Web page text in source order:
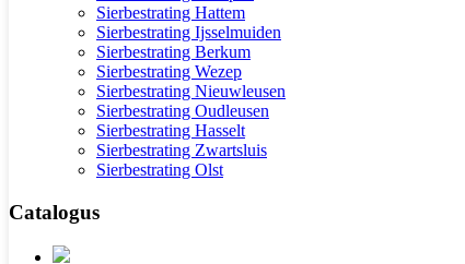
Sierbestrating Hattem
Sierbestrating Ijsselmuiden
Sierbestrating Berkum
Sierbestrating Wezep
Sierbestrating Nieuwleusen
Sierbestrating Oudleusen
Sierbestrating Hasselt
Sierbestrating Zwartsluis
Sierbestrating Olst
Catalogus